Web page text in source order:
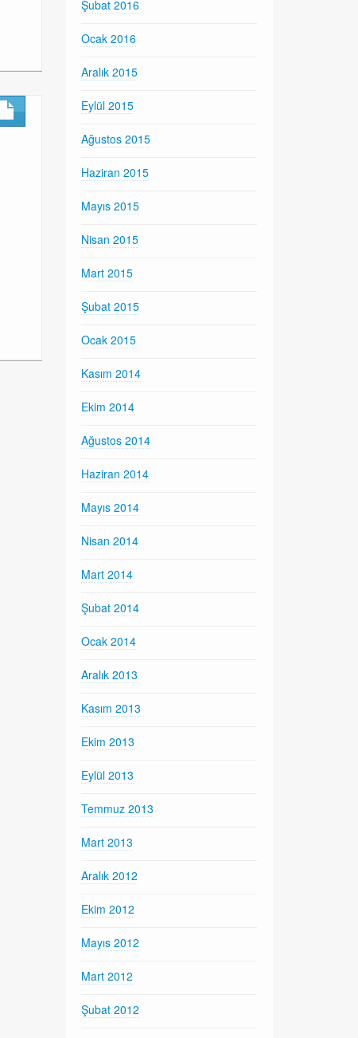
Şubat 2016
Ocak 2016
Aralık 2015
Eylül 2015
Ağustos 2015
Haziran 2015
Mayıs 2015
Nisan 2015
Mart 2015
Şubat 2015
Ocak 2015
Kasım 2014
Ekim 2014
Ağustos 2014
Haziran 2014
Mayıs 2014
Nisan 2014
Mart 2014
Şubat 2014
Ocak 2014
Aralık 2013
Kasım 2013
Ekim 2013
Eylül 2013
Temmuz 2013
Mart 2013
Aralık 2012
Ekim 2012
Mayıs 2012
Mart 2012
Şubat 2012